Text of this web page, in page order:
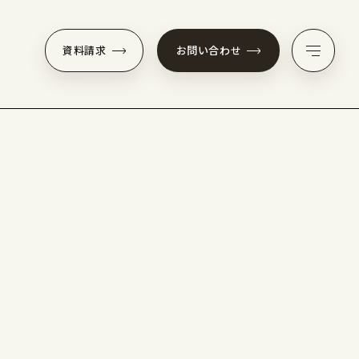
資料請求 お問い合わせ